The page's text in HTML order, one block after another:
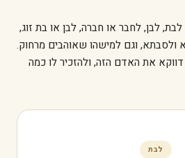
לבת, לבן, לחבר או חברה, לבן או בת זוג,
ולסבתא, וגם למישהו שאוהבים מרחוק.
את האדם הזה, ולהזכיר לו כמה
לבת